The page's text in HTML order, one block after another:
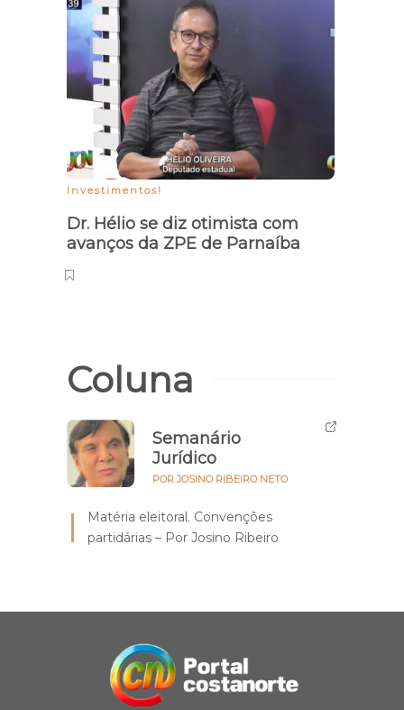
Investimentos!
Dr. Hélio se diz otimista com
avanços da ZPE de Parnaíba
Coluna
Semanário
POR JOSINO RIBEIRO NETO
Matéria eleitoral. Convenções